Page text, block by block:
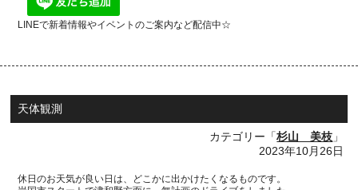
LINEで新着情報やイベントのご案内など配信中☆
天体観測
カテゴリー「杉山 美枝 」
2023年10月26日
休日のお天気が良い日は、どこかに出かけたくなるものです。